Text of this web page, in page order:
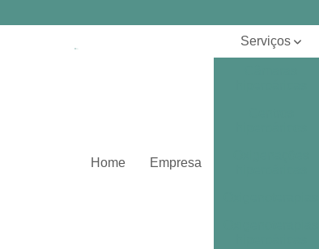
Home Empresa
Serviços